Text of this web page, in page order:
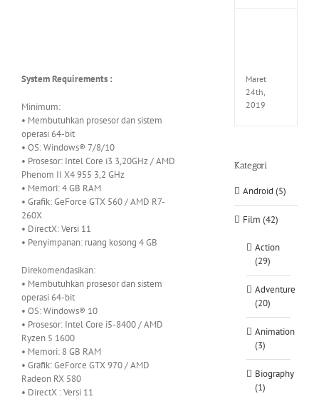
System Requirements :
Minimum:
• Membutuhkan prosesor dan sistem
operasi 64-bit
• OS: Windows® 7/8/10
• Prosesor: Intel Core i3 3,20GHz / AMD
Phenom II X4 955 3,2 GHz
• Memori: 4 GB RAM
• Grafik: GeForce GTX 560 / AMD R7-
260X
• DirectX: Versi 11
• Penyimpanan: ruang kosong 4 GB
Direkomendasikan:
• Membutuhkan prosesor dan sistem
operasi 64-bit
• OS: Windows® 10
• Prosesor: Intel Core i5-8400 / AMD
Ryzen 5 1600
• Memori: 8 GB RAM
• Grafik: GeForce GTX 970 / AMD
Radeon RX 580
• DirectX : Versi 11
Maret
24th,
2019
Kategori
Android (5)
Film (42)
Action
(29)
Adventure
(20)
Animation
(3)
Biography
(1)